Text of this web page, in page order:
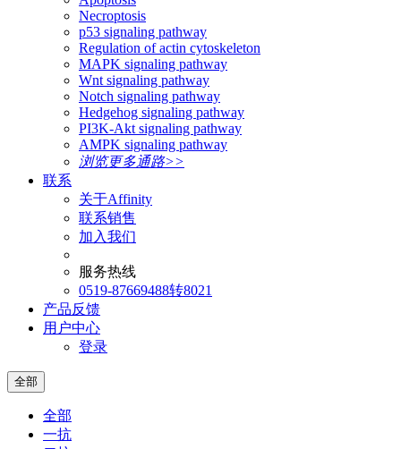
Necroptosis
p53 signaling pathway
Regulation of actin cytoskeleton
MAPK signaling pathway
Wnt signaling pathway
Notch signaling pathway
Hedgehog signaling pathway
PI3K-Akt signaling pathway
AMPK signaling pathway
浏览更多通路>>
联系
关于Affinity
联系销售
加入我们
服务热线
0519-87669488转8021
产品反馈
用户中心
登录
全部
全部
一抗